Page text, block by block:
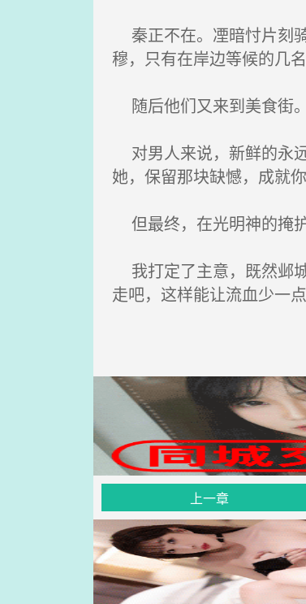
秦正不在。凐暗忖片刻
穆，只有在岸边等候的几
随后他们又来到美食街
对男人来说，新鲜的永
她，保留那块缺憾，成就
但最终，在光明神的掩
我打定了主意，既然邺
走吧，这样能让流血少一点
上一章